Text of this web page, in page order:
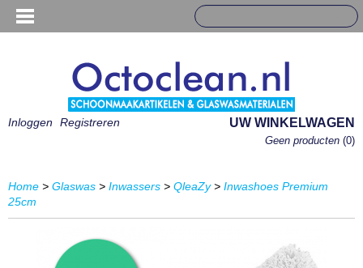
Inloggen Registreren UW WINKELWAGEN
Geen producten (0)
Home > Glaswas > Inwassers > QleaZy> Inwashoes Premium
25cm